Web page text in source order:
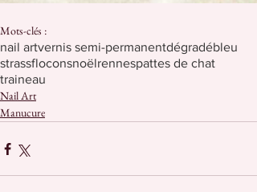
Mots-clés :
nail artvernis semi-permanentdégradébleu
strassfloconsnoëlrennespattes de chat
traineau
Nail Art
Manucure